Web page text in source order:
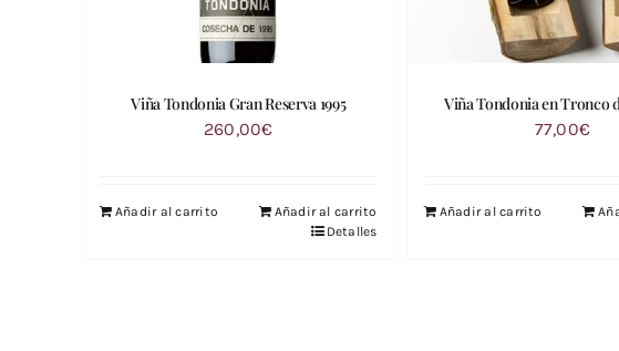
Viña Tondonia Gran Reserva 1995
260,00€
Añadir al carrito
Añadir al carrito
Detalles
Viña Tondonia en Tronco
77,00€
Añadir al carrito